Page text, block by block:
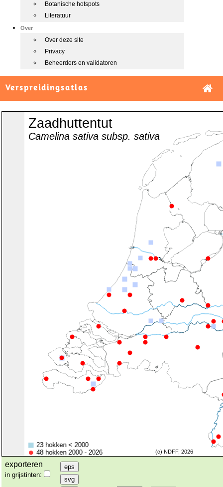
Botanische hotspots
Literatuur
Over
Over deze site
Privacy
Beheerders en validatoren
Verspreidingsatlas